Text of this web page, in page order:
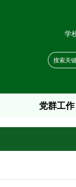
学
党群工作